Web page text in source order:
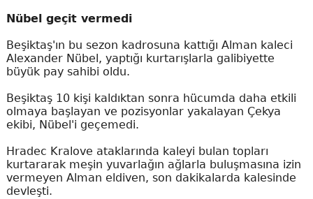
Nübel geçit vermedi
Beşiktaş'ın bu sezon kadrosuna kattığı Alman kaleci
Alexander Nübel, yaptığı kurtarışlarla galibiyette
büyük pay sahibi oldu.
Beşiktaş 10 kişi kaldıktan sonra hücumda daha etkili
olmaya başlayan ve pozisyonlar yakalayan Çekya
ekibi, Nübel'i geçemedi.
Hradec Kralove ataklarında kaleyi bulan topları
kurtararak meşin yuvarlağın ağlarla buluşmasına izin
vermeyen Alman eldiven, son dakikalarda kalesinde
devleşti.